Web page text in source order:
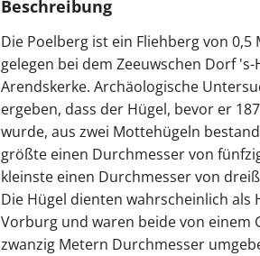
Beschreibung
Die Poelberg ist ein Fliehberg von 0,5
gelegen bei dem Zeeuwschen Dorf 's-
Arendskerke. Archäologische
ergeben, dass der Hügel, bevor er
wurde, aus zwei Mottehügeln
größte einen Durchmesser von
kleinste einen Durchmesser von
Die Hügel dienten wahrscheinlich als
Vorburg und waren beide von einem
zwanzig Metern Durchmesser